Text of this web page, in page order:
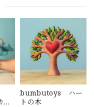
bumbutoys ハー
トの木